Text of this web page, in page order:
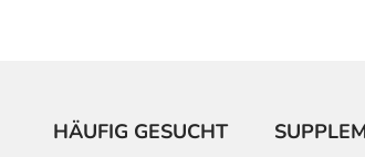
HÄUFIG GESUCHT